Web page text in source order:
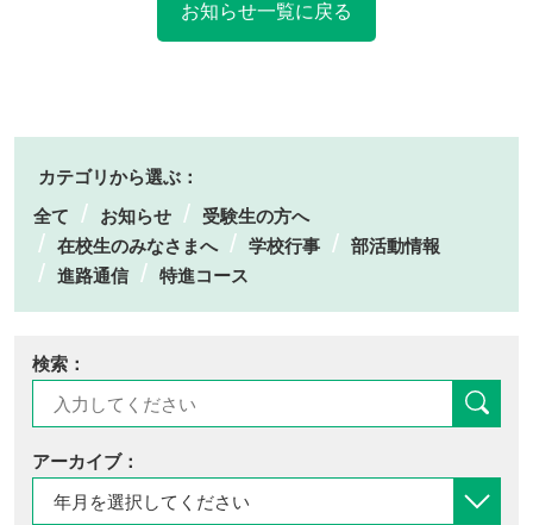
お知らせ一覧に戻る
カテゴリから選ぶ：
全て
お知らせ
受験生の方へ
在校生のみなさまへ
学校行事
部活動情報
進路通信
特進コース
検索：
アーカイブ：